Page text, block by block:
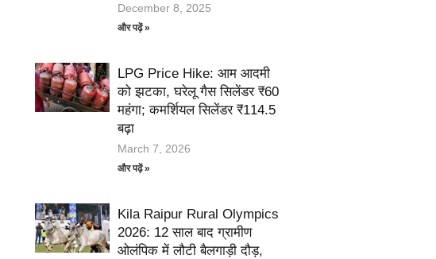
December 8, 2025
और पढ़ें »
LPG Price Hike: आम आदमी
को झटका, घरेलू गैस सिलेंडर ₹60
महंगा; कमर्शियल सिलेंडर ₹114.5
बढ़ा
March 7, 2026
और पढ़ें »
Kila Raipur Rural Olympics
2026: 12 साल बाद ग्रामीण
ओलंपिक में लौटी बैलगाड़ी दौड़,